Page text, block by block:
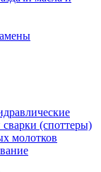
(споттеры)
молотков